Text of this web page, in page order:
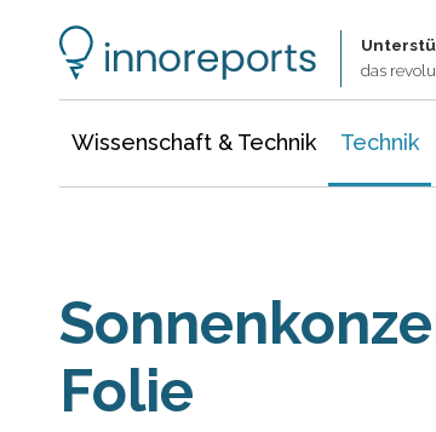
das
Wissenschaft & Technik Technik
Folie